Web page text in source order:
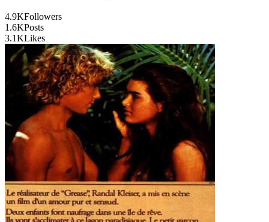
4.9KFollowers
1.6KPosts
3.1KLikes